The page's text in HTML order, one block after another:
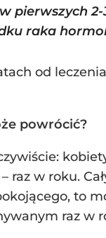
pierwszych
raka
od
powrócić?
raz w roku.
to
raz w